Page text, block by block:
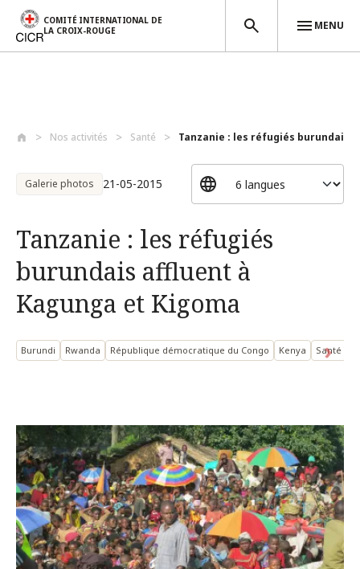
COMITÉ INTERNATIONAL DE
LA CROIX-ROUGE
MENU
Nos activités Santé Tanzanie : les réfugiés burundais
Galerie photos 21-05-2015
Tanzanie : les réfugiés
burundais affluent à
Kagunga et Kigoma
Burundi Rwanda République démocratique du Congo Kenya Santé